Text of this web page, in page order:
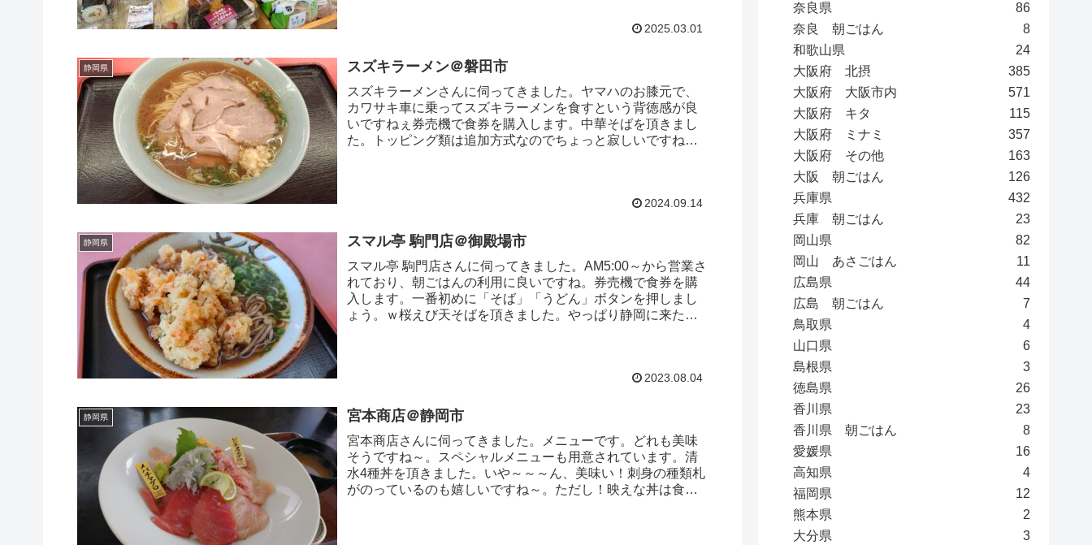
2025.03.01
静岡県 スズキラーメン＠磐田市
スズキラーメンさんに伺ってきました。ヤマハのお膝元で、
カワサキ車に乗ってスズキラーメンを食すという背徳感が良
いですねぇ券売機で食券を購入します。中華そばを頂きまし
た。トッピング類は追加方式なのでちょっと寂しいですねぇ
2024.09.14
静岡県 スマル亭 駒門店＠御殿場市
スマル亭 駒門店さんに伺ってきました。AM5:00～から営業さ
れており、朝ごはんの利用に良いですね。券売機で食券を購
入します。一番初めに「そば」「うどん」ボタンを押しまし
ょう。ｗ桜えび天そばを頂きました。やっぱり静岡に来たら
2023.08.04
静岡県 宮本商店＠静岡市
宮本商店さんに伺ってきました。メニューです。どれも美味
そうですね～。スペシャルメニューも用意されています。清
水4種丼を頂きました。いや～～～ん、美味い！刺身の種類札
がのっているのも嬉しいですね～。ただし！映えな丼は食べ
奈良県
86
奈良 朝ごはん
8
和歌山県
24
大阪府 北摂
385
大阪府 大阪市内
571
大阪府 キタ
115
大阪府 ミナミ
357
大阪府 その他
163
大阪 朝ごはん
126
兵庫県
432
兵庫 朝ごはん
23
岡山県
82
岡山 あさごはん
11
広島県
44
広島 朝ごはん
7
鳥取県
4
山口県
6
島根県
3
徳島県
26
香川県
23
香川県 朝ごはん
8
愛媛県
16
高知県
4
福岡県
12
熊本県
2
大分県
3